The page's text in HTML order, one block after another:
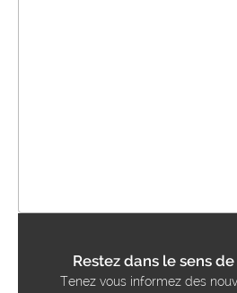
Restez dans le sens
Tenez vous informez des